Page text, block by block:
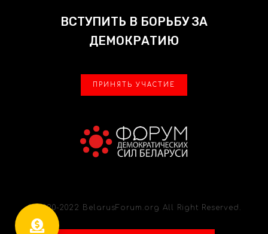
ВСТУПИТЬ В БОРЬБУ ЗА
ДЕМОКРАТИЮ
ПРИНЯТЬ УЧАСТИЕ
© 2020-2022 BelarusForum.org All Right Reserved.